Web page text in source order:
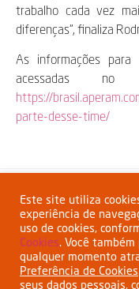
trabalho cada vez
diferenças”, finaliza
As informações para
acessadas
https://
parte-desse-time/
Compartilhar:
Este site utiliza
experiência de
uso de cookies,
Cookies. Você
qualquer momento
Preferência de Cookies
seus dados pessoais,